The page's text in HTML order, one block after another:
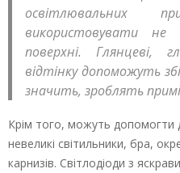
освітлювальних
використовувати не
поверхні. Глянцеві,
відтінку допоможуть
значить, зроблять
Крім того, можуть допомогти
невеликі світильники, бра,
карнизів. Світлодіоди з